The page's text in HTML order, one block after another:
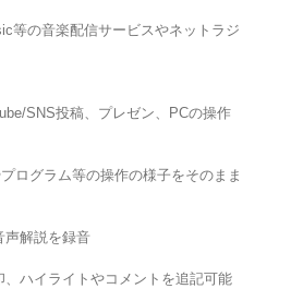
等の音楽配信サービスやネットラジ
SNS投稿、プレゼン、PCの操作
ログラム等の操作の様子をそのまま
声解説を録音
、ハイライトやコメントを追記可能